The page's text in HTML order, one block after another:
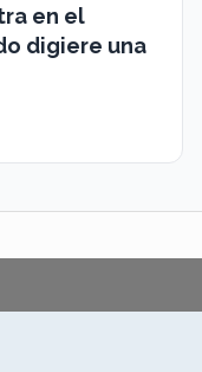
en el
digiere una